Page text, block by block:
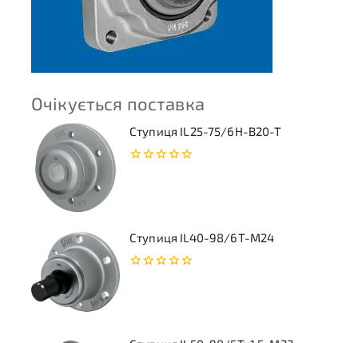
Очікується поставка
Ступиця IL25-75/6H-B20-T
Ступиця IL40-98/6T-M24